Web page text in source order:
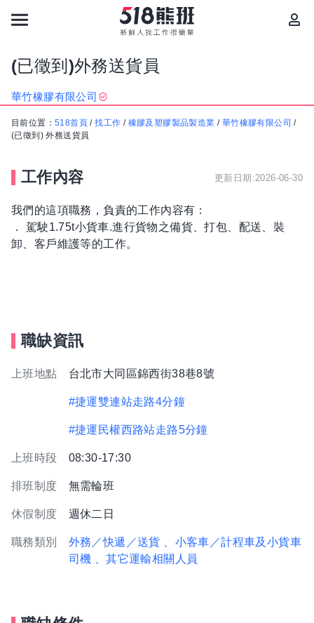
(已徵到)外務送貨員
華竹橡膠有限公司
目前位置： 518首頁 /找工作 / 橡膠及塑膠製品製造業 / 華竹橡膠有限公司 /
(已徵到) 外務送貨員
工作內容 更新日期:2026-06-30
我們的這項職務，負責的工作內容有：
． 駕駛1.75t小貨車.進行貨物之備貨、打包、配送、裝
卸、客戶維護等的工作。
職缺資訊
上班地點 台北市大同區錦西街38巷8號
#捷運雙連站走路4分鐘
#捷運民權西路站走路5分鐘
上班時段 08:30-17:30
排班制度 無需輪班
休假制度 週休二日
職務類別 外務／快遞／送貨
、小客車／計程車及小貨車
司機
、其它運輸相關人員